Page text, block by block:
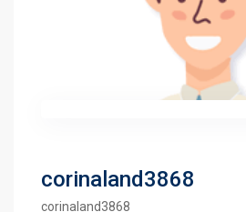
corinaland3868
corinaland3868